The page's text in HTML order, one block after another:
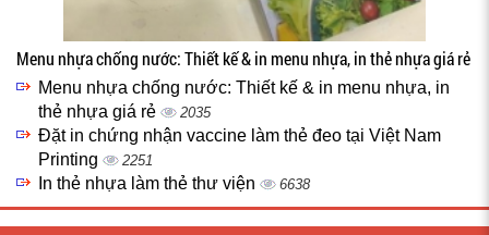
Menu nhựa chống nước: Thiết kế & in menu nhựa, in thẻ nhựa giá rẻ
Menu nhựa chống nước: Thiết kế & in menu nhựa, in
thẻ nhựa giá rẻ
2035
Đặt in chứng nhận vaccine làm thẻ đeo tại Việt Nam
Printing
2251
In thẻ nhựa làm thẻ thư viện 6638